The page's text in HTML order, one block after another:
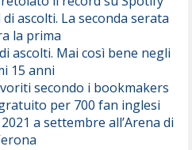
ascolti. La seconda serata
la prima
ascolti. Mai così bene negli
15 anni
secondo i bookmakers
per 700 fan inglesi
a settembre all’Arena di